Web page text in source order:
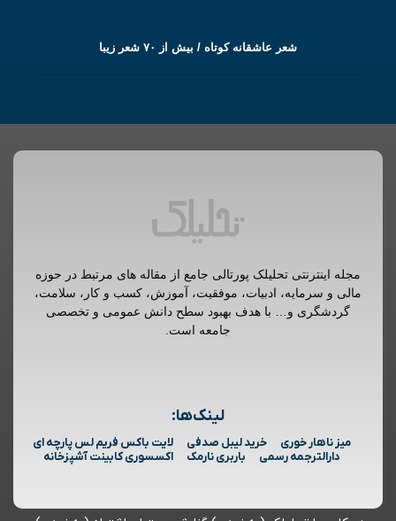
شعر عاشقانه کوتاه / بیش از ۷۰ شعر زیبا
مجله اینترنتی تحلیلک پورتالی جامع از مقاله های مرتبط در حوزه
مالی و سرمایه، ادبیات، موفقیت، آموزش، کسب و کار، سلامت،
گردشگری و… با هدف بهبود سطح دانش عمومی و تخصصی
جامعه است.
لینک‌ها:
میز ناهار خوری خرید لیبل صدفی
لایت باکس فریم لس پارچه ای
دارالترجمه رسمی
باربری نارمک اکسسوری کابینت آشپزخانه